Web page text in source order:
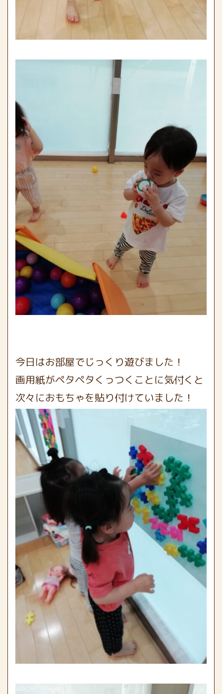
今日はお部屋でじっくり遊びました！
画用紙がペタペタくっつくことに気付くと
次々におもちゃを貼り付けていました！